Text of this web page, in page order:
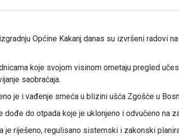
Općine Kakanj danas su izvršeni radovi
koje svojom visinom ometaju pregled
saobraćaja.
je i vađenje smeća u blizini ušća Zgošće u
do otpada koje je uklonjeno i odvučeno na
je riješeno, regulisano sistemski i zakonski